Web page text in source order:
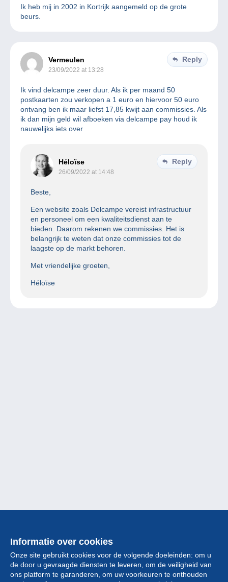
Ik heb mij in 2002 in Kortrijk aangemeld op de grote
beurs.
Vermeulen
23/09/2022 at 13:28
Reply
Ik vind delcampe zeer duur. Als ik per maand 50
postkaarten zou verkopen a 1 euro en hiervoor 50 euro
ontvang ben ik maar liefst 17,85 kwijt aan commissies. Als
ik dan mijn geld wil afboeken via delcampe pay houd ik
nauwelijks iets over
Héloïse
26/09/2022 at 14:48
Reply
Beste,
Een website zoals Delcampe vereist infrastructuur
en personeel om een kwaliteitsdienst aan te
bieden. Daarom rekenen we commissies. Het is
belangrijk te weten dat onze commissies tot de
laagste op de markt behoren.
Met vriendelijke groeten,
Héloïse
Informatie over cookies
Onze site gebruikt cookies voor de volgende doeleinden: om u
de door u gevraagde diensten te leveren, om de veiligheid van
ons platform te garanderen, om uw voorkeuren te onthouden